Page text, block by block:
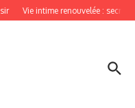
Vie intime renouvelée : secrets